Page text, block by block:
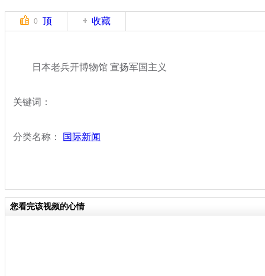
0 顶 收藏
日本老兵开博物馆 宣扬军国主义
关键词：
分类名称： 国际新闻
您看完该视频的心情